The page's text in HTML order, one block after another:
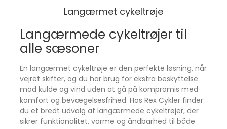
Fuldt tapede sømme og YKK AquaGuard lynlås
holder vand og vind ude, selv under krævende
Let og sporty pasform
Active fit giver en atletisk silhuet og høj
bevægelsesfrihed på cyklen.
RIDE Waterproof Lightweight Jacket er mere end
blot en regnjakke - det er funktionel beskyttelse
til seriøse ryttere
Jakken er designet til aktiv brug og kan nemt pakkes
Langærmet cykeltrøje
Langærmede cykeltrøjer til
alle sæsoner
En langærmet cykeltrøje er den perfekte løsning, når
vejret skifter, og du har brug for ekstra beskyttelse
mod kulde og vind uden at gå på kompromis med
komfort og bevægelsesfrihed. Hos Rex Cykler finder
du et bredt udvalg af langærmede cykeltrøjer, der
sikrer funktionalitet, varme og åndbarhed til både